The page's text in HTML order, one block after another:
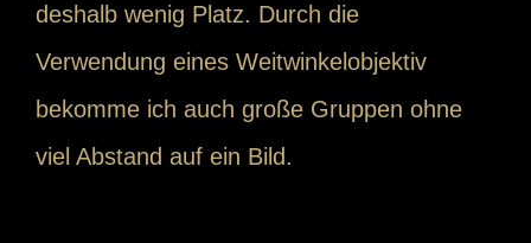
deshalb wenig Platz. Durch die
Verwendung eines Weitwinkelobjektiv
bekomme ich auch große Gruppen ohne
viel Abstand auf ein Bild.